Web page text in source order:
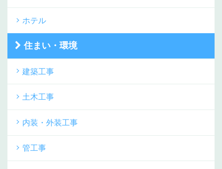
ホテル
住まい・環境
建築工事
土木工事
内装・外装工事
管工事